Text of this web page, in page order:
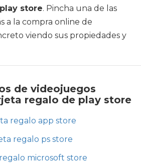
store. Pincha una de las
a la compra online de
viendo sus propiedades y
de videojuegos
regalo de play store
regalo app store
regalo ps store
microsoft store